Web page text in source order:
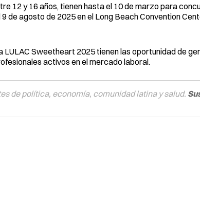
12 y 16 años, tienen hasta el 10 de marzo para
de agosto de 2025 en el Long Beach Convention
Sweetheart 2025 tienen las oportunidad de
activos en el mercado laboral.
de política, economía, comunidad latina y salud.